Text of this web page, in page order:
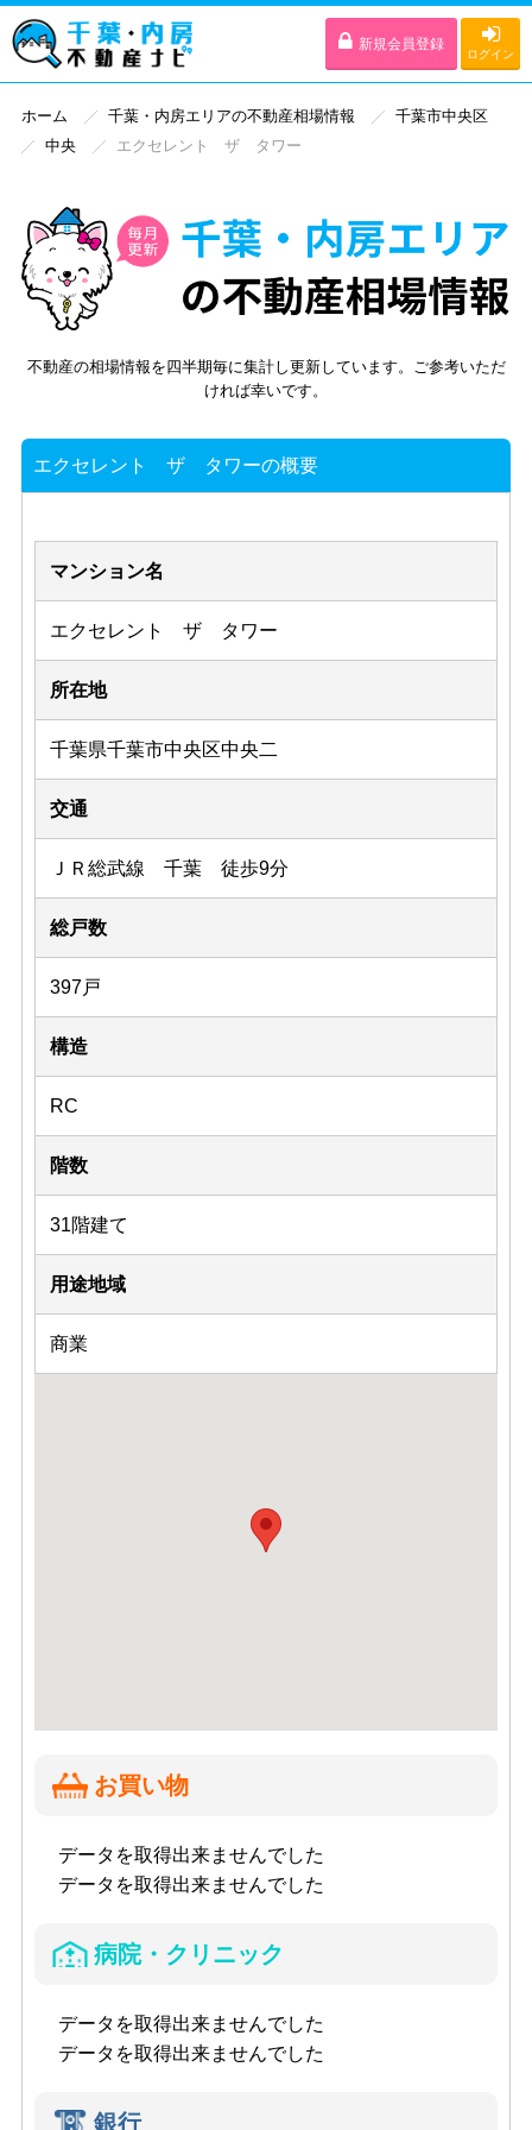
新規会員登録
ログイン
ホーム 千葉・内房エリアの不動産相場情報
千葉市中央区
中央
エクセレント ザ タワー
不動産の相場情報を四半期毎に集計し更新しています。ご参考いただ
ければ幸いです。
エクセレント ザ タワーの概要
マンション名
エクセレント ザ タワー
所在地
千葉県千葉市中央区中央二
交通
ＪＲ総武線 千葉 徒歩9分
総戸数
397戸
構造
RC
階数
31階建て
用途地域
商業
お買い物
データを取得出来ませんでした
データを取得出来ませんでした
病院・クリニック
データを取得出来ませんでした
データを取得出来ませんでした
銀行